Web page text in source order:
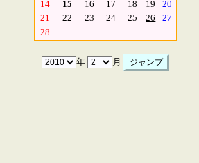
14
15 16 17 18 19
20
21
22 23 24 25 26
27
28
年 月